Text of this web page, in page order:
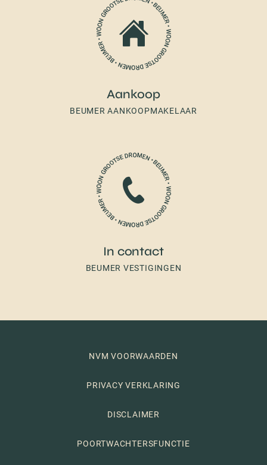
Aankoop
BEUMER AANKOOPMAKELAAR
In contact
BEUMER VESTIGINGEN
NVM VOORWAARDEN
PRIVACY VERKLARING
DISCLAIMER
POORTWACHTERSFUNCTIE